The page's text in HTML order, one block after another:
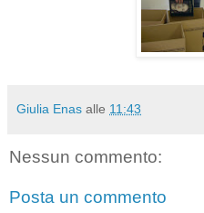
Giulia Enas alle 11:43
Nessun commento:
Posta un commento